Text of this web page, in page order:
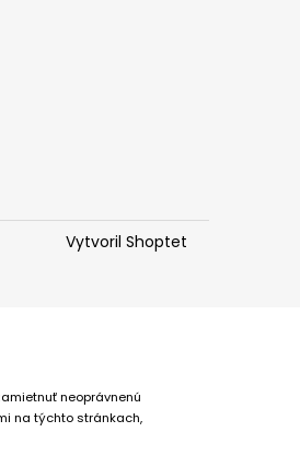
Vytvoril Shoptet
neoprávnenú
na týchto stránkach,